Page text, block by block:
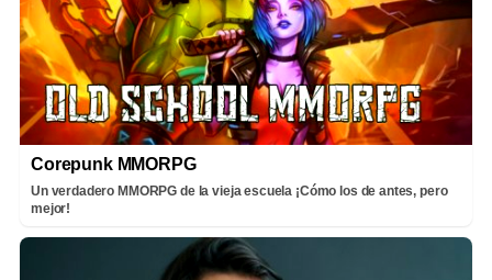
Corepunk MMORPG
Un verdadero MMORPG de la vieja escuela ¡Cómo los de antes, pero
mejor!